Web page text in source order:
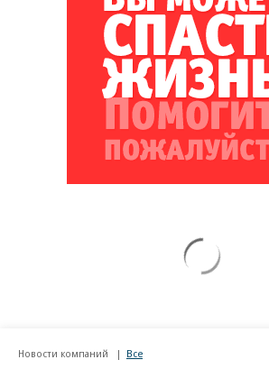
Новости компаний Все